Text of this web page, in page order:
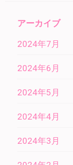
アーカイブ
2024年7月
2024年6月
2024年5月
2024年4月
2024年3月